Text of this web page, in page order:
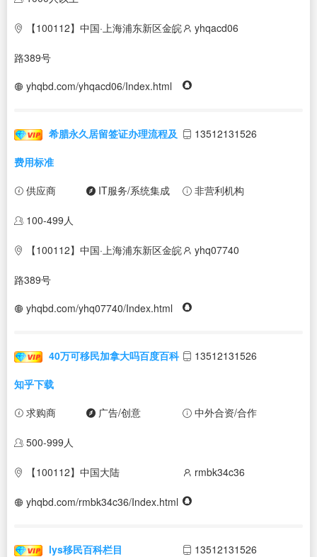
【100112】中国·上海浦东新区金皖
路389号
yhqacd06
yhqbd.com/yhqacd06/Index.html
希腊永久居留签证办理流程及
费用标准
13512131526
供应商 IT服务/系统集成 非营利机构
100-499人
【100112】中国·上海浦东新区金皖
路389号
yhq07740
yhqbd.com/yhq07740/Index.html
40万可移民加拿大吗百度百科
知乎下载
13512131526
求购商 广告/创意 中外合资/合作
500-999人
【100112】中国大陆 rmbk34c36
yhqbd.com/rmbk34c36/Index.html
lys移民百科栏目 13512131526